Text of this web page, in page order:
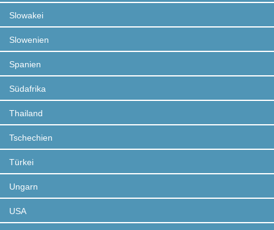
Slowakei
Slowenien
Spanien
Südafrika
Thailand
Tschechien
Türkei
Ungarn
USA